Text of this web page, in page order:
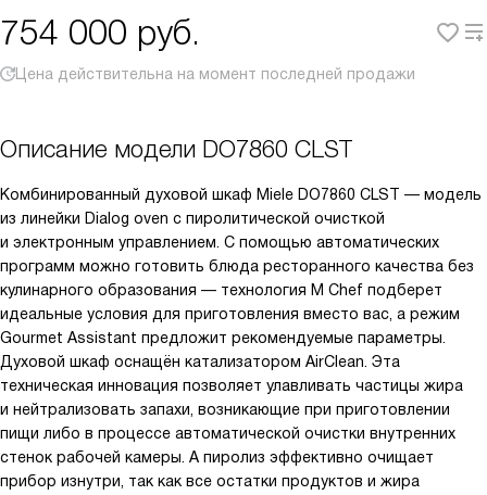
754 000 руб.
Цена действительна на момент последней продажи
Описание модели DO7860 CLST
Комбинированный духовой шкаф Miele DO7860 CLST — модель
из линейки Dialog oven с пиролитической очисткой
и электронным управлением. С помощью автоматических
программ можно готовить блюда ресторанного качества без
кулинарного образования — технология M Chef подберет
идеальные условия для приготовления вместо вас, а режим
Gourmet Assistant предложит рекомендуемые параметры.
Духовой шкаф оснащён катализатором AirClean. Эта
техническая инновация позволяет улавливать частицы жира
и нейтрализовать запахи, возникающие при приготовлении
пищи либо в процессе автоматической очистки внутренних
стенок рабочей камеры. А пиролиз эффективно очищает
прибор изнутри, так как все остатки продуктов и жира